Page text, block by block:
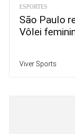
ESPORTES
São Paulo
Vôlei
Viver Sports